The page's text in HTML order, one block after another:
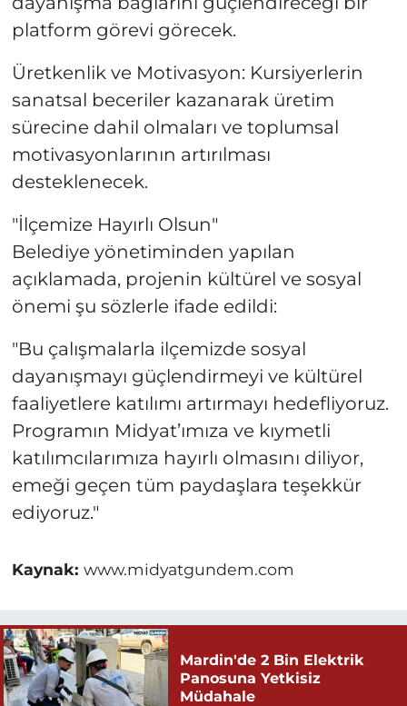
platform görevi görecek.
Üretkenlik ve Motivasyon: Kursiyerlerin
sanatsal beceriler kazanarak üretim
sürecine dahil olmaları ve toplumsal
motivasyonlarının artırılması
desteklenecek.
"İlçemize Hayırlı Olsun"
Belediye yönetiminden yapılan
açıklamada, projenin kültürel ve sosyal
önemi şu sözlerle ifade edildi:
"Bu çalışmalarla ilçemizde sosyal
dayanışmayı güçlendirmeyi ve kültürel
faaliyetlere katılımı artırmayı hedefliyoruz.
Programın Midyat’ımıza ve kıymetli
katılımcılarımıza hayırlı olmasını diliyor,
emeği geçen tüm paydaşlara teşekkür
ediyoruz."
Kaynak: www.midyatgundem.com
Mardin'de 2 Bin Elektrik
Panosuna Yetkisiz
Müdahale